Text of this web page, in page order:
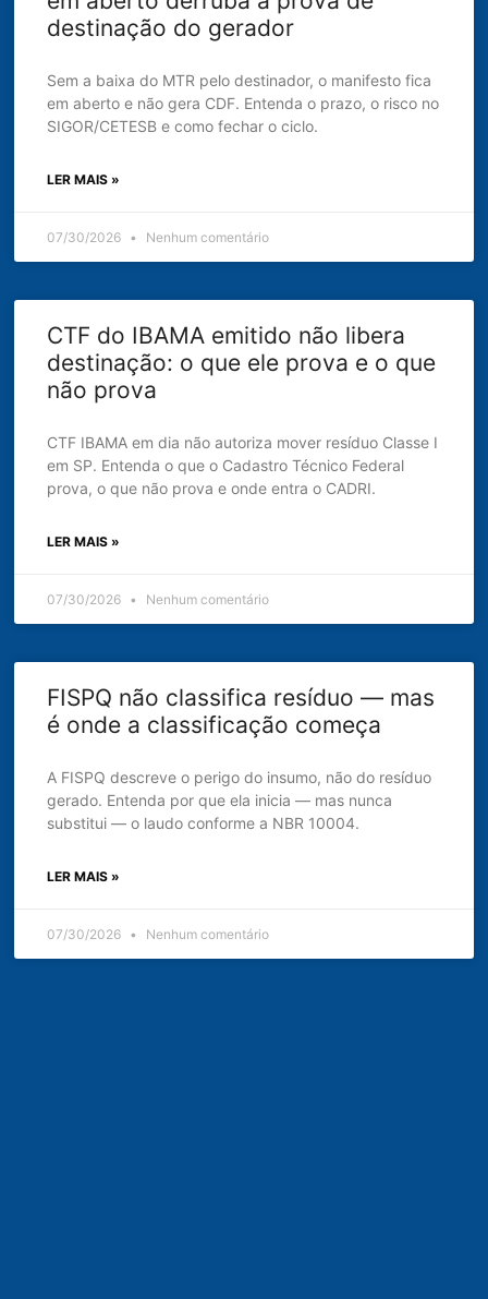
destinação do gerador
Sem a baixa do MTR pelo destinador, o manifesto fica
em aberto e não gera CDF. Entenda o prazo, o risco no
SIGOR/CETESB e como fechar o ciclo.
LER MAIS »
07/30/2026 Nenhum comentário
CTF do IBAMA emitido não libera
destinação: o que ele prova e o que
não prova
CTF IBAMA em dia não autoriza mover resíduo Classe I
em SP. Entenda o que o Cadastro Técnico Federal
prova, o que não prova e onde entra o CADRI.
LER MAIS »
07/30/2026 Nenhum comentário
FISPQ não classifica resíduo — mas
é onde a classificação começa
A FISPQ descreve o perigo do insumo, não do resíduo
gerado. Entenda por que ela inicia — mas nunca
substitui — o laudo conforme a NBR 10004.
LER MAIS »
07/30/2026 Nenhum comentário